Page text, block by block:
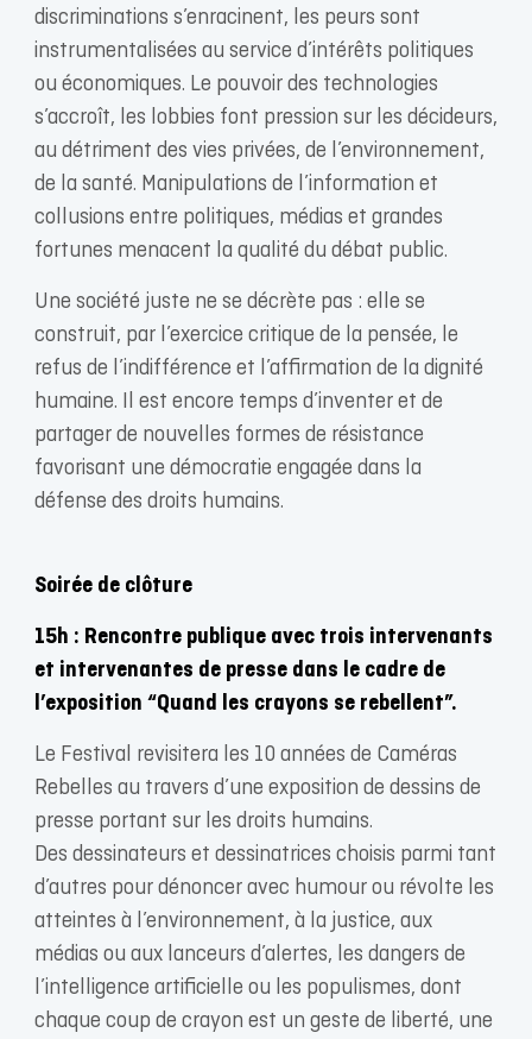
discriminations s’enracinent, les peurs sont
instrumentalisées au service d’intérêts politiques
ou économiques. Le pouvoir des technologies
s’accroît, les lobbies font pression sur les décideurs,
au détriment des vies privées, de l’environnement,
de la santé. Manipulations de l’information et
collusions entre politiques, médias et grandes
fortunes menacent la qualité du débat public.
Une société juste ne se décrète pas : elle se
construit, par l’exercice critique de la pensée, le
refus de l’indifférence et l’affirmation de la dignité
humaine. Il est encore temps d’inventer et de
partager de nouvelles formes de résistance
favorisant une démocratie engagée dans la
défense des droits humains.
Soirée de clôture
15h : Rencontre publique avec trois intervenants
et intervenantes de presse dans le cadre de
l’exposition “Quand les crayons se rebellent”.
Le Festival revisitera les 10 années de Caméras
Rebelles au travers d’une exposition de dessins de
presse portant sur les droits humains.
Des dessinateurs et dessinatrices choisis parmi tant
d’autres pour dénoncer avec humour ou révolte les
atteintes à l’environnement, à la justice, aux
médias ou aux lanceurs d’alertes, les dangers de
l’intelligence artificielle ou les populismes, dont
chaque coup de crayon est un geste de liberté, une